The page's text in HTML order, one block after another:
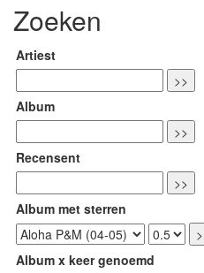
Zoeken
Artiest
Album
Recensent
Album met sterren
Album x keer genoemd